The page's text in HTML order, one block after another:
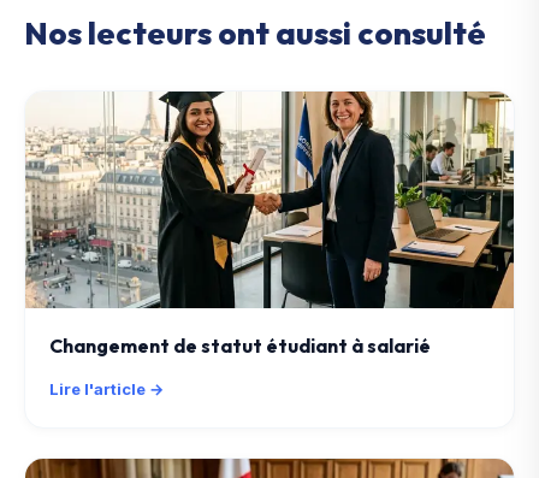
Nos lecteurs ont aussi consulté
Changement de statut étudiant à salarié
Lire l'article →